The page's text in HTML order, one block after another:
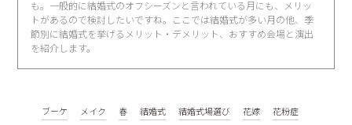
も。一般的に結婚式のオフシーズンと言われている月にも、メリッ
トがあるので検討したいですね。ここでは結婚式が多い月の他、季
節別に結婚式を挙げるメリット・デメリット、おすすめ会場と演出
を紹介します。
ブーケ メイク 春 結婚式 結婚式場選び 花嫁 花粉症